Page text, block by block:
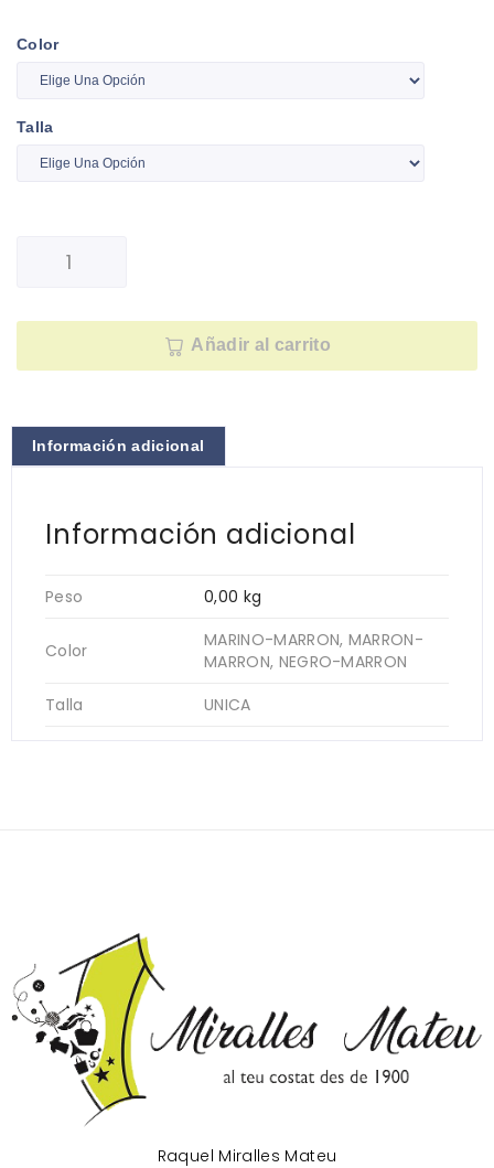
Color
Talla
Añadir al carrito
Información adicional
Información adicional
Peso 0,00 kg
Color
MARINO-MARRON, MARRON-
MARRON, NEGRO-MARRON
Talla
UNICA
Raquel Miralles Mateu